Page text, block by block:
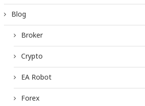
Blog
Broker
Crypto
EA Robot
Forex